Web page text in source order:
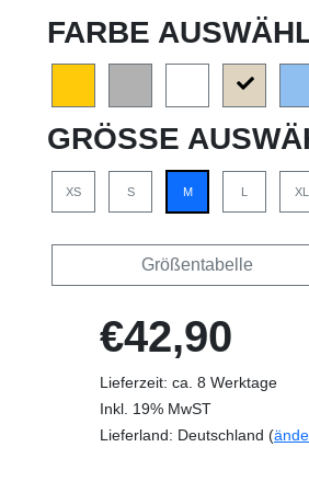
FARBE
GRÖSSE
XS S M L XL
Größentabelle
€42,90
Lieferzeit: ca. 8 Werktage
Inkl. 19% MwST
Lieferland: Deutschland (